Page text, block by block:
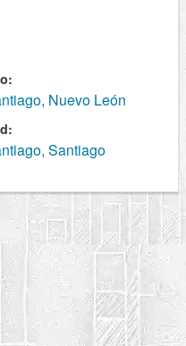
Nuevo León
Santiago